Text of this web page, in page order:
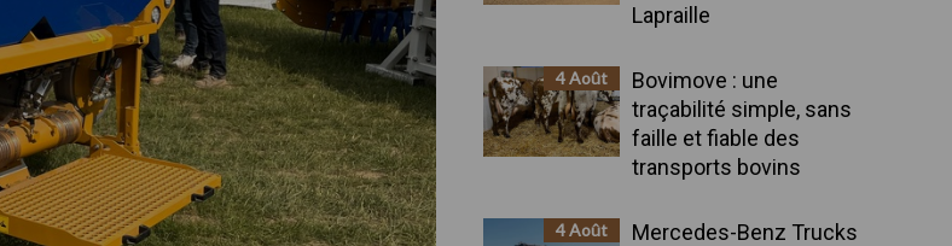
Lapraille
4 Août
Bovimove : une
traçabilité simple, sans
faille et fiable des
transports bovins
4 Août
Mercedes-Benz Trucks